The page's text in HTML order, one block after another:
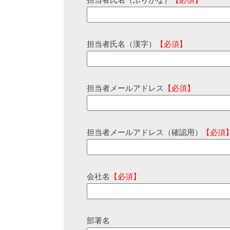
担当者氏名（漢字） 【必須】
担当者メールアドレス 【必須】
担当者メールアドレス（確認用） 【必須
会社名 【必須】
部署名